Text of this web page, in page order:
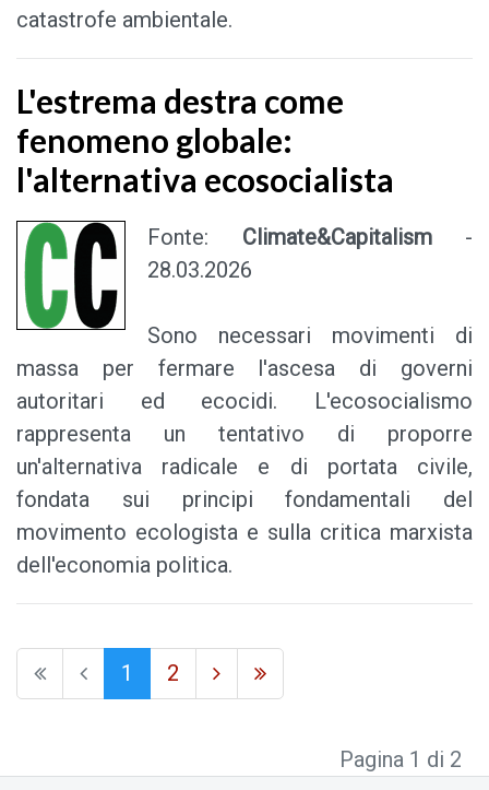
catastrofe ambientale.
L'estrema destra come
fenomeno globale:
l'alternativa ecosocialista
Fonte: Climate&Capitalism-
28.03.2026
Sono necessari movimenti di
massa per fermare l'ascesa di governi
autoritari ed ecocidi. L'ecosocialismo
rappresenta un tentativo di proporre
un'alternativa radicale e di portata civile,
fondata sui principi fondamentali del
movimento ecologista e sulla critica marxista
dell'economia politica.
1 2
Pagina 1 di 2